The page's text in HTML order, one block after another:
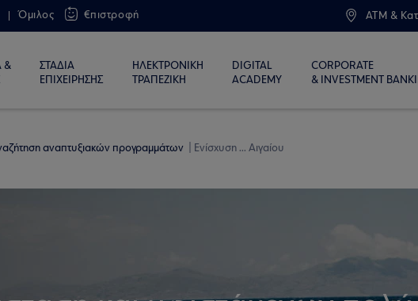
Όμιλος €πιστροφή ATM &
&
ΣΤΑΔΙΑ
ΕΠΙΧΕΙΡΗΣΗΣ
ΗΛΕΚΤΡΟΝΙΚΗ
ΤΡΑΠΕΖΙΚΗ
DIGITAL
ACADEMY
CORPORATE
& INVESTMENT
αναπτυξιακών προγραμμάτων Ενίσχυση ... Αιγαίου